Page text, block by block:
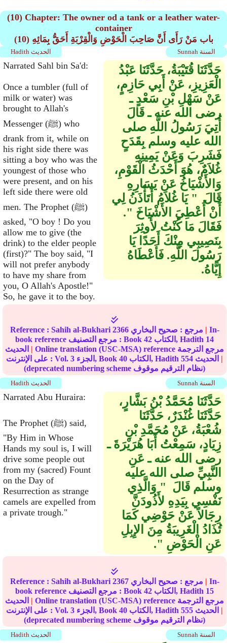
(10) Chapter: The owner od a tank or a leather water-
container
(10) باب مَنْ رَأَى أَنَّ صَاحِبَ الْحَوْضِ وَالْقِرْبَةِ أَحَقُّ بِمَائِهِ
Sunnah السنة Hadith الحديث
Narrated Sahl bin Sa'd:
Once a tumbler (full of
milk or water) was
brought to Allah's
Messenger (ﷺ) who
drank from it, while on
his right side there was
sitting a boy who was the
youngest of those who
were present, and on his
left side there were old
men. The Prophet (ﷺ)
asked, "O boy ! Do you
allow me to give (the
drink) to the elder people
(first)?" The boy said, "I
will not prefer anybody
to have my share from
you, O Allah's Apostle!"
So, he gave it to the boy.
حَدَّثَنَا قُتَيْبَةُ، حَدَّثَنَا عَبْدُ
الْعَزِيزِ، عَنْ أَبِي حَازِمٍ،
عَنْ سَهْلِ بْنِ سَعْدٍ ـ
رضى الله عنه ـ قَالَ
أُتِيَ رَسُولُ اللَّهِ صلى
الله عليه وسلم بِقَدَحٍ
فَشَرِبَ وَعَنْ يَمِينِهِ
غُلاَمٌ، هُوَ أَحْدَثُ الْقَوْمِ،
وَالأَشْيَاخُ عَنْ يَسَارِهِ
قَالَ ‏ "‏ يَا غُلاَمُ أَتَأْذَنُ لِي
أَنْ أُعْطِيَ الأَشْيَاخَ ‏"‏‏.‏
فَقَالَ مَا كُنْتُ لأُوثِرَ
بِنَصِيبِي مِنْكَ أَحَدًا يَا
رَسُولَ اللَّهِ‏.‏ فَأَعْطَاهُ
إِيَّاهُ‏.‏
Reference : Sahih al-Bukhari 2366 مرجع : صحيح البخاري | In-
book reference مرجع التصنيف : Book 42 الكتاب, Hadith 14
| Online translation (USC-MSA) reference مرجع الترجمة
على الإنترنت : Vol. 3 الجزء, Book 40 الكتاب, Hadith 554
|
(deprecated numbering scheme نظام الترقيم موقوف)
Sunnah السنة Hadith الحديث
Narrated Abu Huraira:
The Prophet (ﷺ) said,
"By Him in Whose
Hands my soul is, I will
drive some people out
from my (sacred) Fount
on the Day of
Resurrection as strange
camels are expelled from
a private trough."
حَدَّثَنَا مُحَمَّدُ بْنُ بَشَّارٍ،
حَدَّثَنَا غُنْدَرٌ، حَدَّثَنَا
شُعْبَةُ، عَنْ مُحَمَّدِ بْنِ
زِيَادٍ، سَمِعْتُ أَبَا هُرَيْرَةَ ـ
رضى الله عنه ـ عَنِ
النَّبِيِّ صلى الله عليه
وسلم قَالَ ‏ "‏ وَالَّذِي
نَفْسِي بِيَدِهِ لأَذُودَنَّ
رِجَالاً عَنْ حَوْضِي كَمَا
تُذَادُ الْغَرِيبَةُ مِنَ الإِبِلِ
عَنِ الْحَوْضِ ‏"‏‏.‏
Reference : Sahih al-Bukhari 2367 مرجع : صحيح البخاري | In-
book reference مرجع التصنيف : Book 42 الكتاب, Hadith 15
| Online translation (USC-MSA) reference مرجع الترجمة
على الإنترنت : Vol. 3 الجزء, Book 40 الكتاب, Hadith 555
|
(deprecated numbering scheme نظام الترقيم موقوف)
Sunnah السنة Hadith الحديث